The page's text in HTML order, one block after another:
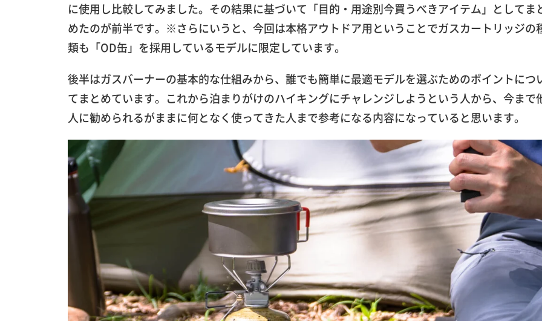
に使用し比較してみました。その結果に基づいて「目的・用途別今買うべきアイテム」としてま
めたのが前半です。※さらにいうと、今回は本格アウトドア用ということでガスカートリッジの
類も「OD缶」を採用しているモデルに限定しています。
後半はガスバーナーの基本的な仕組みから、誰でも簡単に最適モデルを選ぶためのポイントにつ
てまとめています。これから泊まりがけのハイキングにチャレンジしようという人から、今まで
人に勧められるがままに何となく使ってきた人まで参考になる内容になっていると思います。